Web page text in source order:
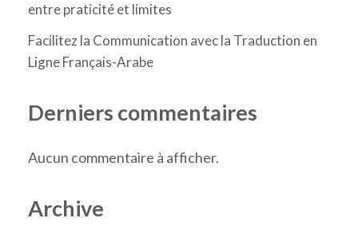
entre praticité et limites
Facilitez la Communication avec la Traduction en
Ligne Français-Arabe
Derniers commentaires
Aucun commentaire à afficher.
Archive